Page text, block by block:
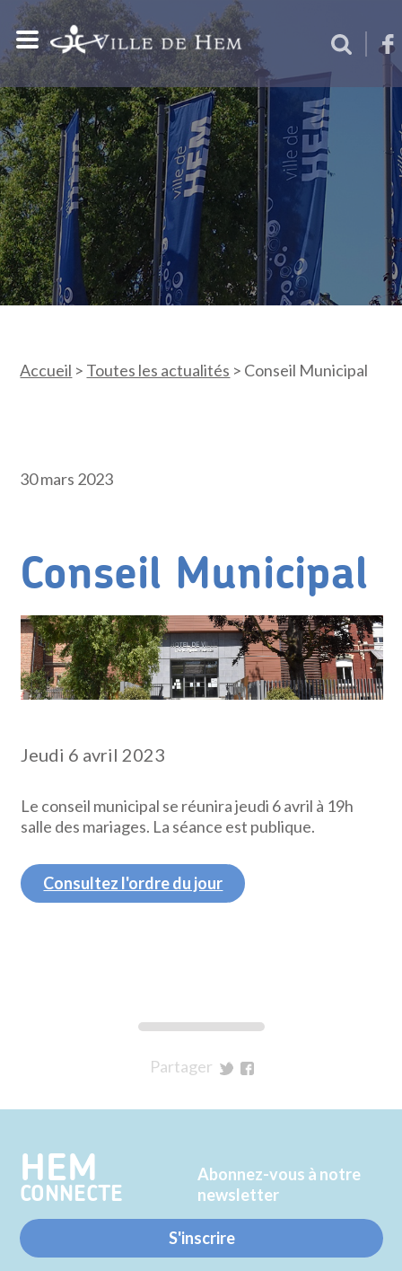
Accueil > Toutes les actualités > Conseil Municipal
30 mars 2023
Conseil Municipal
Jeudi 6 avril 2023
Le conseil municipal se réunira jeudi 6 avril à 19h
salle des mariages. La séance est publique.
Consultez l'ordre du jour
Partager
Twitter
Facebook
HEM
CONNECTE
Abonnez-vous à notre
newsletter
S'inscrire